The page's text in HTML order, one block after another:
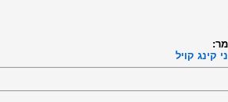
קינג קויל